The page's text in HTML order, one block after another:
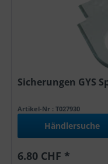
Sicherungen GYS
Artikel-Nr : T027930
Händlersuche
6.80 CHF *